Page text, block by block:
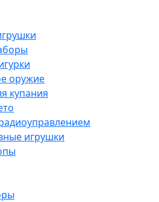
оружие
купания
игрушки